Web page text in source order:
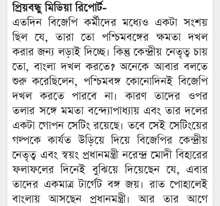
প্রিয়বন্ধু মিডিয়া রিপোর্ট-
এতদিন বিজেপি কর্মীদের মধ্যেও একটা সংশয়
ছিল যে, তারা তো পশ্চিমবঙ্গের ক্ষমতা দখল
করার জন্য লড়াই দিচ্ছে। কিন্তু কেন্দ্রীয় নেতৃত্ব চায়
তো, বাংলা দখল করতে? অনেকে আবার বলতে
শুরু করেছিলেন, পশ্চিমবঙ্গ কোনোদিনই বিজেপি
দখল করতে পারবে না। কারণ তাদের ওপর
তলার সঙ্গে মমতা বন্দ্যোপাধ্যায় এবং তার দলের
একটা গোপন সেটিং রয়েছে। তবে সেই সেটিংয়ের
গল্পকে কার্যত উড়িয়ে দিয়ে বিজেপির কেন্দ্রীয়
নেতৃত্ব এবং স্বয়ং প্রধানমন্ত্রী নরেন্দ্র মোদী বিহারের
ফলাফলের দিনেই বুঝিয়ে দিয়েছেন যে, এবার
তাদের একমাত্র টার্গেট বঙ্গ জয়। রাত পোহালেই
বাংলায় আসছেন প্রধানমন্ত্রী। আর তার আগে